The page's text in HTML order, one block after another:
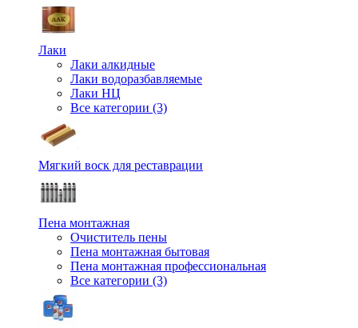
Лаки
Лаки алкидные
Лаки водоразбавляемые
Лаки НЦ
Все категории (3)
Мягкий воск для реставрации
Пена монтажная
Очиститель пены
Пена монтажная бытовая
Пена монтажная профессиональная
Все категории (3)